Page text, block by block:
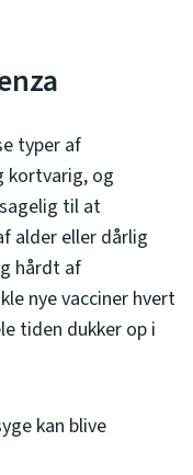
typer af
kortvarig, og
til at
alder eller dårlig
hårdt af
nye vacciner hvert
tiden dukker op i
kan blive